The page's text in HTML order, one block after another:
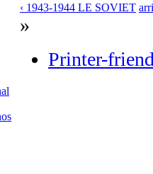
‹ 1943-1944 LE SOVIET
»
Printer-